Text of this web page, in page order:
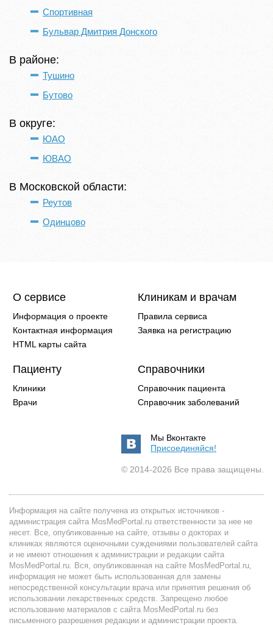
Спортивная
Бульвар Дмитрия Донского
В районе:
Тушино
Бутово
В округе:
ЮАО
ЮВАО
В Московской области:
Реутов
Одинцово
О сервисе
Информация о проекте
Контактная информация
HTML карты сайта
Клиникам и врачам
Правила сервиса
Заявка на регистрацию
Пациенту
Клиники
Врачи
Справочники
Справочник пациента
Справочник заболеваний
Мы Вконтакте
Присоединяйся!
© 2014-2026 Все права защищены.
Информация на сайте получена из открытых источников -
администрация сайта MosMedPortal.ru ответственности за нее не
несет. Все, опубликованные на сайте, отзывы о докторах и
клиниках являются оценочными суждениями пользователей сайта
и не имеют отношения к администрации и редакции сайта
MosMedPortal.ru. Вся, опубликованная на сайте MosMedPortal.ru,
информация не может быть использованная для замены
непосредственной консультации врача или принятия решения об
использовании лекарственных средств. Запрещено любое
использование материалов с сайта MosMedPortal.ru без
письменного разрешения редакции и администрации проекта.